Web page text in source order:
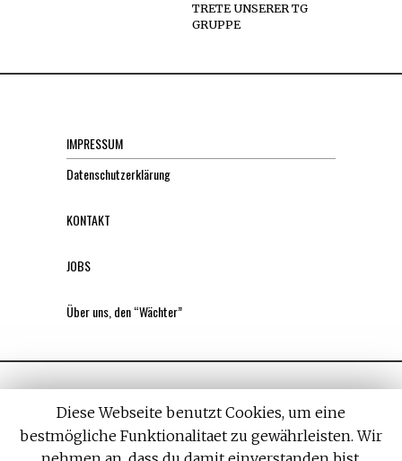
TRETE UNSERER TG
GRUPPE
IMPRESSUM
Datenschutzerklärung
KONTAKT
JOBS
Über uns, den “Wächter”
Diese Webseite benutzt Cookies, um eine
bestmögliche Funktionalitaet zu gewährleisten. Wir